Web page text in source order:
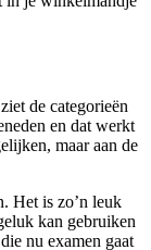
de categorieën
en dat werkt
maar aan de
Het is zo’n leuk
kan gebruiken
nu examen gaat